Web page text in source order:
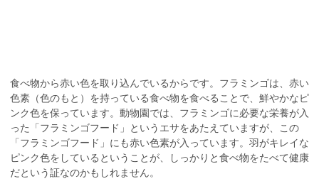
食べ物から赤い色を取り込んでいるからです。フラミンゴは、赤い
色素（色のもと）を持っている食べ物を食べることで、鮮やかなピ
ンク色を保っています。動物園では、フラミンゴに必要な栄養が入
った「フラミンゴフード」というエサをあたえていますが、この
「フラミンゴフード」にも赤い色素が入っています。羽がキレイな
ピンク色をしているということが、しっかりと食べ物をたべて健康
だという証なのかもしれません。